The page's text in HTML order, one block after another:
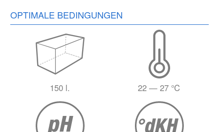
OPTIMALE BEDINGUNGEN
150 l. 22 — 27 ℃